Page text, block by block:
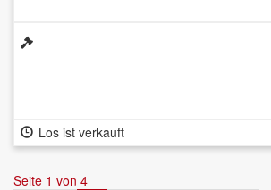
Los ist verkauft
Seite 1 von 4